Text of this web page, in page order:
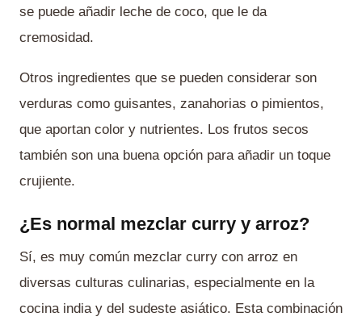
se puede añadir leche de coco, que le da
cremosidad.
Otros ingredientes que se pueden considerar son
verduras como guisantes, zanahorias o pimientos,
que aportan color y nutrientes. Los frutos secos
también son una buena opción para añadir un toque
crujiente.
¿Es normal mezclar curry y arroz?
Sí, es muy común mezclar curry con arroz en
diversas culturas culinarias, especialmente en la
cocina india y del sudeste asiático. Esta combinación